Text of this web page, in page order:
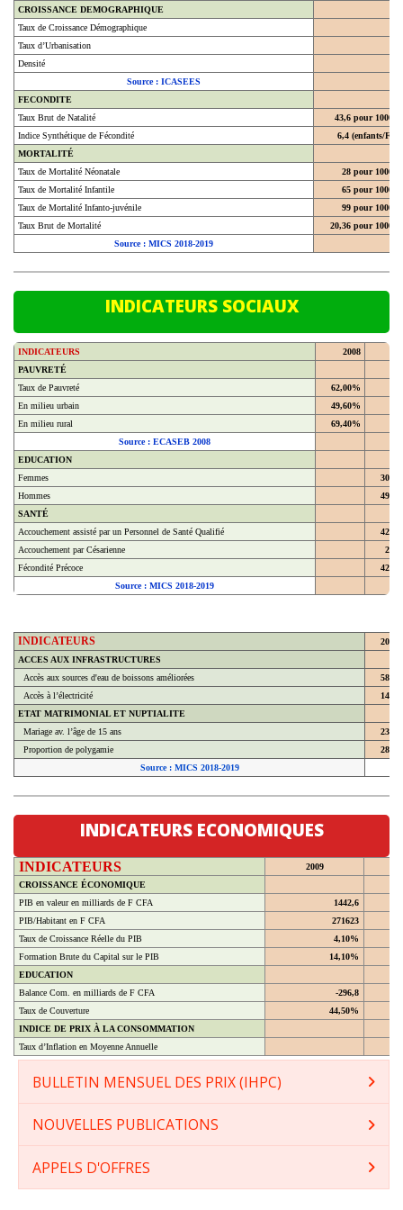
Taux de Croissance Démographique
Taux d’Urbanisation
Densité
Source : ICASEES
FECONDITE
Taux Brut de Natalité
43,6 pour 1000
Indice Synthétique de Fécondité
6,4 (enfants/F)
MORTALITÉ
Taux de Mortalité Néonatale
28 pour 1000
Taux de Mortalité Infantile
65 pour 1000
Taux de Mortalité Infanto-juvénile
99 pour 1000
Taux Brut de Mortalité
20,36 pour 1000
Source : MICS 2018-2019
INDICATEURS SOCIAUX
INDICATEURS 2008
PAUVRETÉ
Taux de Pauvreté
62,00%
En milieu urbain
49,60%
En milieu rural
69,40%
Source : ECASEB 2008
EDUCATION
Femmes
Hommes
SANTÉ
Accouchement assisté par un Personnel de Santé Qualifié
Accouchement par Césarienne
Fécondité Précoce
Source : MICS 2018-2019
INDICATEURS
2018
ACCES AUX INFRASTRUCTURES
Accès aux sources d'eau de boissons améliorées
Accès à l’électricité
ETAT MATRIMONIAL ET NUPTIALITE
Mariage av. l’âge de 15 ans
Proportion de polygamie
Source : MICS 2018-2019
INDICATEURS ECONOMIQUES
INDICATEURS
2009
CROISSANCE ÉCONOMIQUE
PIB en valeur en milliards de F CFA
1442,6
PIB/Habitant en F CFA
271623
Taux de Croissance Réelle du PIB
4,10%
Formation Brute du Capital sur le PIB
14,10%
EDUCATION
Balance Com. en milliards de F CFA
-296,8
Taux de Couverture
44,50%
INDICE DE PRIX À LA CONSOMMATION
Taux d’Inflation en Moyenne Annuelle